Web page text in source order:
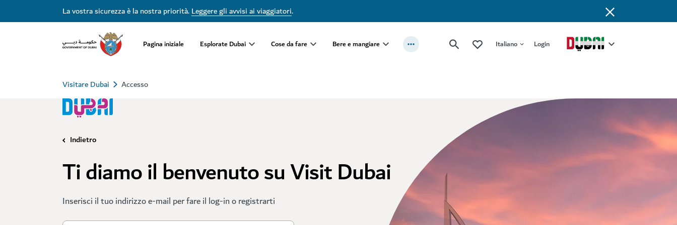
La vostra sicurezza è la nostra priorità.Leggere gli avvisi ai viaggiatori.
Pagina iniziale Esplorate Dubai Cose da fare Bere e mangiare Italiano Login
Visitare Dubai Accesso
Indietro
Ti diamo il benvenuto su Visit Dubai
Inserisci il tuo indirizzo e-mail per fare il log-in o registrarti